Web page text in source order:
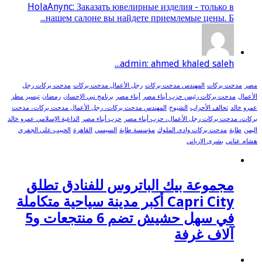
HolaAnync: Заказать ювелирные изделия - только в
нашем салоне вы найдете приемлемые цены. Б...
admin: ahmed khaled saleh...
مصر مدحت بركات المهندس مدحت بركات رجل الأعمال مدحت بركات مدحت بركات رجل
الأعمال مدحت بركات رئيس حزب أبناء مصر أبناء مصر برنامج نبي الإحسان رمضان تيسير مطر
عمرو خالد تحالف الأحزاب الشيوخ المهندس مدحت بركات، رجل الأعمال مدحت بركات، مدحت
بركات، مدحت بركات رجل الأعمال، حزب أبناء مصر
حزب أبناء مصر
الداعية الإسلامي عمرو خالد
اليمن طابة مدحت بركات وادي الملوك مؤسسة طابة السيسي القاهرة الحبيب علي الجفري
هشام عناني بشرى الإرياني
مجموعة بيك الباتروس للفنادق تطلق
Capri City أكبر مدينة سياحية متكاملة
في سهل حشيش تضم 6 منتجعات و5
آلاف غرفة